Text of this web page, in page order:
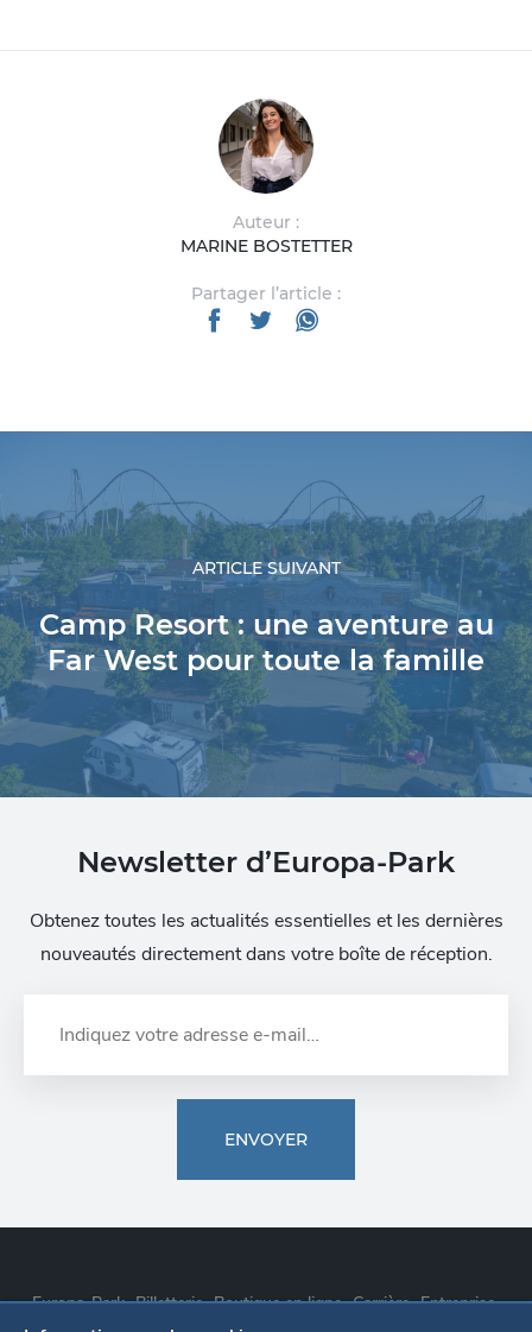
Auteur :
MARINE BOSTETTER
Partager l’article :
ARTICLE SUIVANT
Camp Resort : une aventure au
Far West pour toute la famille
Newsletter d’Europa-Park
Obtenez toutes les actualités essentielles et les dernières
nouveautés directement dans votre boîte de réception.
ENVOYER
Europa-Park Billetterie Boutique en ligne Carrière Entreprise